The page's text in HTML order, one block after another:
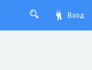
Вход